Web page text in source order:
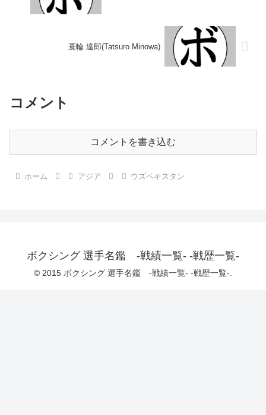
蓑輪 達郎(Tatsuro Minowa)
コメント
コメントを書き込む
ホーム アジア ウズベキスタン
ボクシング 選手名鑑 -戦績一覧- -戦歴一覧-
© 2015 ボクシング 選手名鑑 -戦績一覧- -戦歴一覧-.